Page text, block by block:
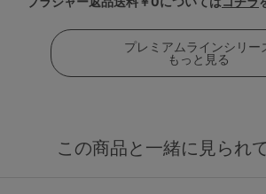
プレミアムラインシリー
もっと見る
この商品と一緒に見られ